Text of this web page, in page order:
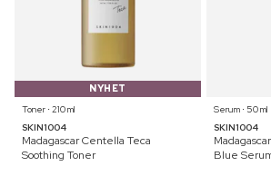
NYHET
Toner ⋅ 210 ml
SKIN1004
Madagascar Centella Teca
Soothing Toner
Serum ⋅ 50 ml
SKIN1004
Blue